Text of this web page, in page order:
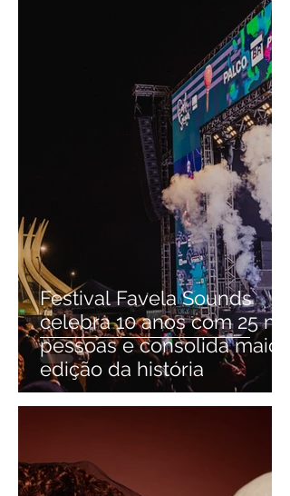
Festival Favela Sounds
celebra 10 anos com 25 mil
pessoas e consolida maior
edição da história